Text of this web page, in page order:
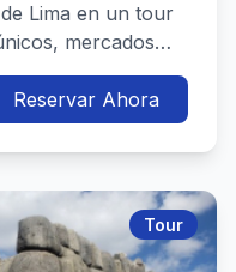
Lima en un tour
mercados
Reservar Ahora
Tour